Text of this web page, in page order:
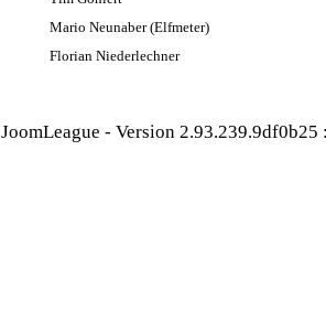
Mario Neunaber(Elfmeter)
Florian Niederlechner
JoomLeague - Version 2.93.239.9df0b25